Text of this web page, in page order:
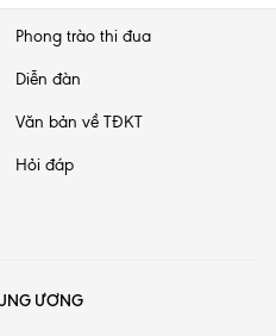
Phong trào thi đua
Diễn đàn
Văn bản về TĐKT
Hỏi đáp
ƯƠNG